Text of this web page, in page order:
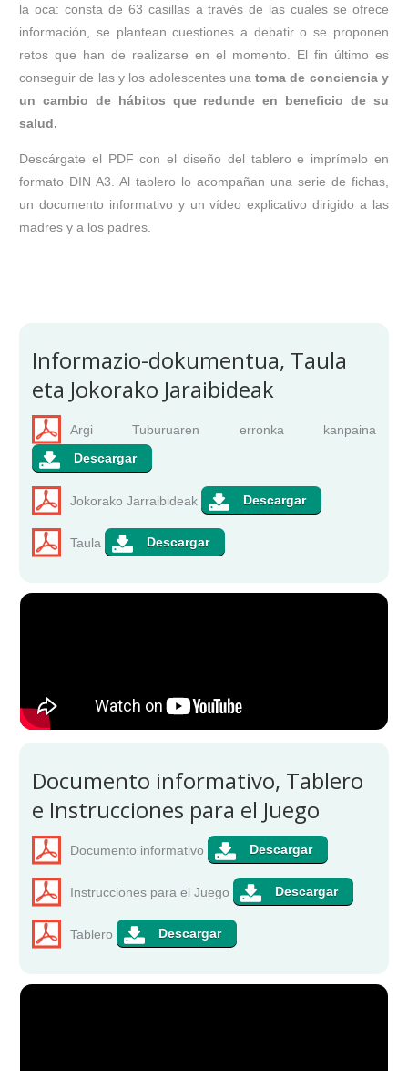
la oca: consta de 63 casillas a través de las cuales se ofrece
información, se plantean cuestiones a debatir o se proponen
retos que han de realizarse en el momento. El fin último es
conseguir de las y los adolescentes unatoma de conciencia y
un cambio de hábitos que redunde en beneficio de su
salud.
Descárgate el PDF con el diseño del tablero e imprímelo en
formato DIN A3. Al tablero lo acompañan una serie de fichas,
un documento informativo y un vídeo explicativo dirigido a las
madres y a los padres.
Informazio-dokumentua, Taula
eta Jokorako Jaraibideak
Argi Tuburuaren erronka kanpaina
Jokorako Jarraibideak
Taula
Documento informativo, Tablero
e Instrucciones para el Juego
Documento informativo
Instrucciones para el Juego
Tablero